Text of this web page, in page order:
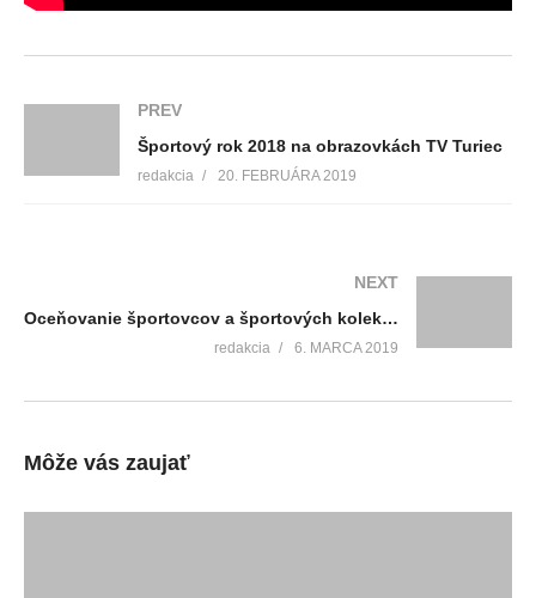
PREV
Športový rok 2018 na obrazovkách TV Turiec
redakcia 20. FEBRUÁRA 2019
NEXT
Oceňovanie športovcov a športových kolektívov za rok 2018
redakcia 6. MARCA 2019
Môže vás zaujať